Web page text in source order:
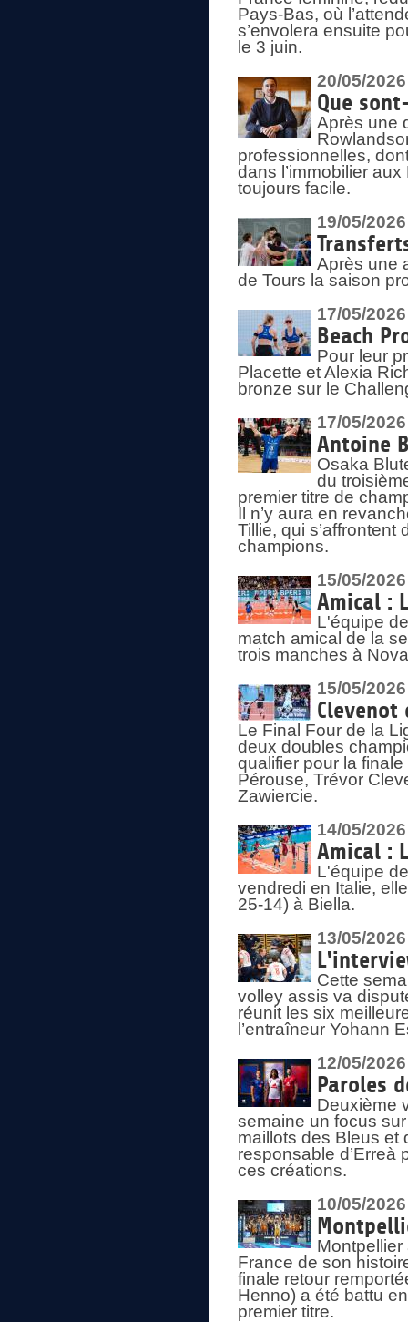
Pays-Bas, où
s’envolera ensuite
le 3 juin.
20/05/2026
Que
Après une
professionnelles,
dans l’immobilier
toujours facile.
19/05/2026
Après une
de Tours la saison
17/05/2026
Beach
Pour leur
Placette et Alexia
bronze sur le
17/05/2026
Antoine
Osaka
du
premier titre de
Il n’y aura en
Tillie, qui
champions.
15/05/2026
Amical :
L'équipe
match amical de la
trois manches à
15/05/2026
Le Final Four de la
deux doubles
qualifier pour la
Pérouse, Trévor
Zawiercie.
14/05/2026
Amical :
L'équipe
vendredi en Italie,
25-14) à Biella.
13/05/2026
Cette
volley assis va
réunit les six
l’entraîneur Yohann
12/05/2026
Paroles
Deuxième
semaine un focus
maillots des Bleus et
responsable d’Erreà
ces créations.
10/05/2026
France de son
finale retour
Henno) a été battu
premier titre.